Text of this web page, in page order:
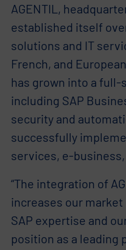
AGENTIL,
established itself
solutions and IT
French, and
has grown into a
including SAP
security and
successfully
services, e-
“The integration of
increases our market
SAP expertise and
position as a leading